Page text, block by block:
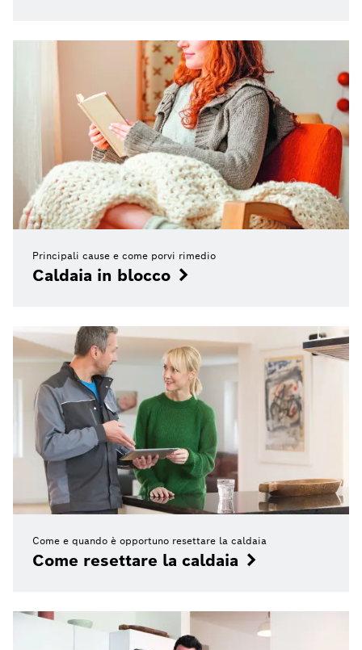
Principali cause e come porvi rimedio
Caldaia in blocco
Come e quando è opportuno resettare la caldaia
Come resettare la caldaia